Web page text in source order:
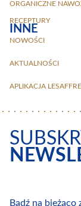
ORGANICZNE
RECEPTURY
INNE
NOWOŚCI
AKTUALNOŚCI
APLIKACJA
Bądź na